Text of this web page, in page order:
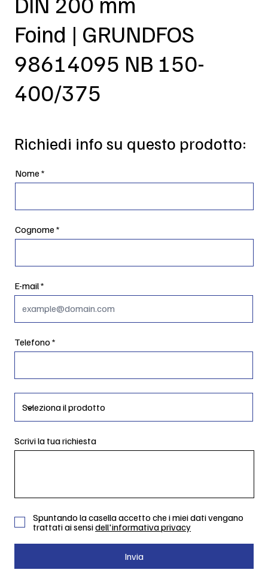
Foind | GRUNDFOS
98614095 NB 150-
400/375
Richiedi info su questo prodotto:
Nome
Cognome
E-mail
Telefono
Scrivi la tua richiesta
Spuntando la casella accetto che i miei dati vengano
trattati ai sensidell'informativa privacy
Invia